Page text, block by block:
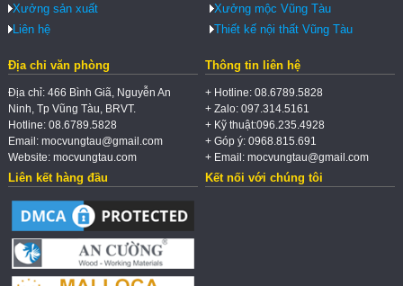
Xưởng sản xuất
Liên hệ
Xưởng mộc Vũng Tàu
Thiết kế nội thất Vũng Tàu
Địa chỉ văn phòng
Địa chỉ: 466 Bình Giã, Nguyễn An
Ninh, Tp Vũng Tàu, BRVT.
Hotline: 08.6789.5828
Email: mocvungtau@gmail.com
Website: mocvungtau.com
Thông tin liên hệ
+ Hotline: 08.6789.5828
+ Zalo: 097.314.5161
+ Kỹ thuật:096.235.4928
+ Góp ý: 0968.815.691
+ Email: mocvungtau@gmail.com
Liên kết hàng đầu Kết nối với chúng tôi